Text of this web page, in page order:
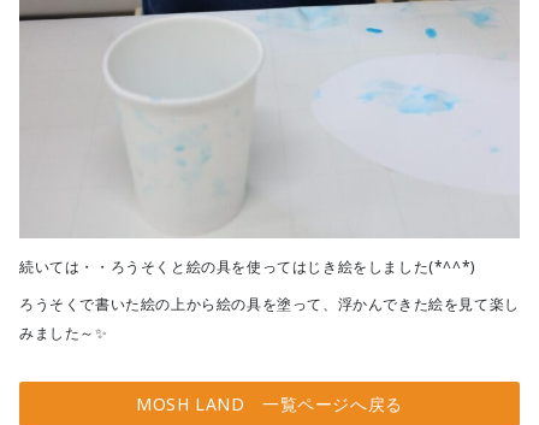
続いては・・ろうそくと絵の具を使ってはじき絵をしました(*^^*)
ろうそくで書いた絵の上から絵の具を塗って、浮かんできた絵を見て楽し
みました～✨
MOSH LAND 一覧ページへ戻る